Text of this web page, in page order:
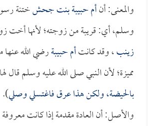
والمعنى: أنأم حبيبة بنت جحشختنة
وسلم، أي: قريبة من زوجته؛ لأنها أخت
زينب، وقد كانتأم حبيبةرضي الله عنها
مميزة؛ لأن النبي صلى الله عليه وسلم قال
بالحيضة، ولكن هذا عرق فاغتسلي وصلي).
والأصل: أن العادة مقدمة إذا كانت